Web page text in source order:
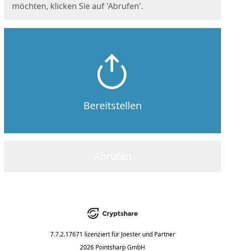
möchten, klicken Sie auf 'Abrufen'.
Bereitstellen
7.7.2.17671 lizenziert für Joester und Partner
2026 Pointsharp GmbH